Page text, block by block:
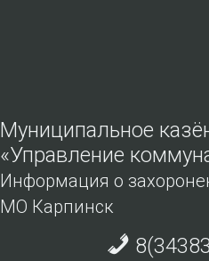
Муниципальное
«Управление
Информация о
МО Карпинск